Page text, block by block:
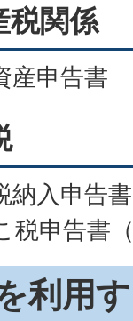
税関係
産申告書
納入申告書
税申告書
利用